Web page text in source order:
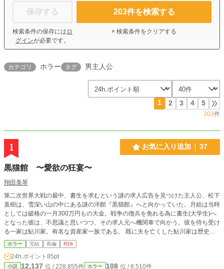
保存する
検索条件の保存には ロ
グインが必要です。
203件を検索する
× 検索条件をクリアする
カテゴリ ホラー タグ 男主人公
1 2 3 4 5
203件
1 お気に入り追加 37
黒猫館 〜愛欲の狂宴〜
翔田美琴
第二次世界大戦の最中、書生を求むという謎の求人広告を見つけた主人公、松下
直樹は、雪深い山の中にある謎の洋館『黒猫館』へと向かっていた。月給は当時
としては破格の一月300万円もの大金。戦争の徴兵を免れる為に書生(大学生)へ
となった彼は、不思議と思いつつ、その求人元へ機関車で向かう。彼を待ち受け
る一家は鮎川家。有名な資産家一族である。 既に夫を亡くした鮎川家は歴史の
表舞台から消えて、そして『黒猫館』にて暮らしている。 鮎川家には、女主人
の鮎川直美と娘の雪菜、メイドの芹沢亜美がいる。彼女らはこの人里離れた洋館
にて密かにとある『宴』を開いていた。 それは見目麗しい男性を呼び、自らの
愛欲を埋める為に行われる性の饗宴だった。 松下直樹はそこでかつてない程
ホラー 完結 長編 R18
24h.ポイント 85pt
小説 12,137 位 / 228,855件 ホラー 108 位 / 8,510件